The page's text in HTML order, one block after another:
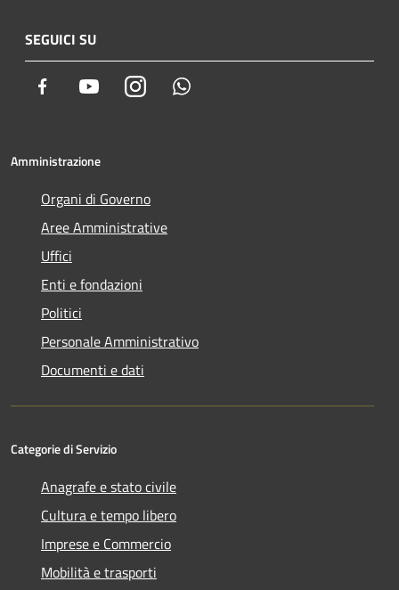
SEGUICI SU
Facebook YoutubeInstagram
Amministrazione
Organi di Governo
Aree Amministrative
Uffici
Enti e fondazioni
Politici
Personale Amministrativo
Documenti e dati
Categorie di Servizio
Anagrafe e stato civile
Cultura e tempo libero
Imprese e Commercio
Mobilità e trasporti